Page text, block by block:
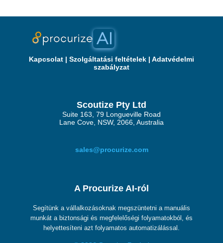
Kapcsolat | Szolgáltatási feltételek | Adatvédelmi
szabályzat
Scoutize Pty Ltd
Suite 163, 79 Longueville Road
Lane Cove, NSW, 2066, Australia
sales@procurize.com
A Procurize AI-ról
Segítünk a vállalkozásoknak megszüntetni a manuális
munkát a biztonsági és megfelelőségi folyamatokból, és
helyettesíteni azt folyamatos automatizálással.